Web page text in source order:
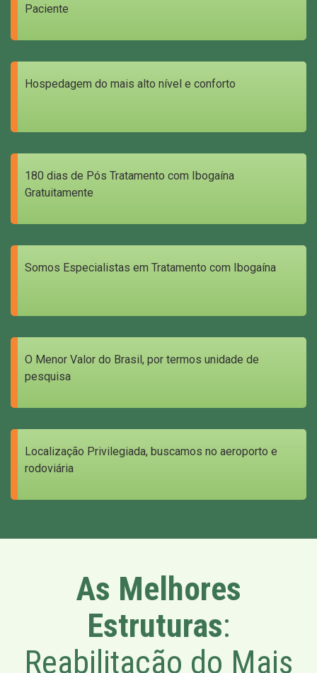
Paciente
Hospedagem do mais alto nível e conforto
180 dias de Pós Tratamento com Ibogaína
Gratuitamente
Somos Especialistas em Tratamento com Ibogaína
O Menor Valor do Brasil, por termos unidade de
pesquisa
Localização Privilegiada, buscamos no aeroporto e
rodoviária
As Melhores
Estruturas:
Reabilitação do Mais